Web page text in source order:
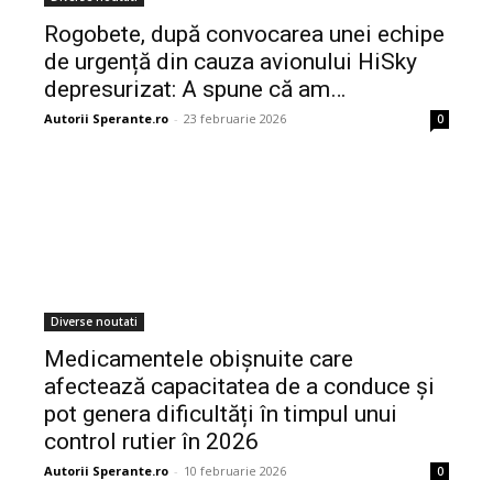
Rogobete, după convocarea unei echipe
de urgență din cauza avionului HiSky
depresurizat: A spune că am…
Autorii Sperante.ro - 23 februarie 2026 0
Diverse noutati
Medicamentele obișnuite care
afectează capacitatea de a conduce și
pot genera dificultăți în timpul unui
control rutier în 2026
Autorii Sperante.ro - 10 februarie 2026 0